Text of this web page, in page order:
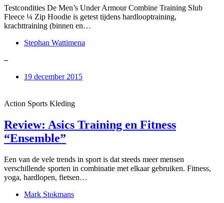
Testcondities De Men’s Under Armour Combine Training Slub
Fleece ¼ Zip Hoodie is getest tijdens hardlooptraining,
krachttraining (binnen en…
Stephan Wattimena
–
19 december 2015
Action Sports Kleding
Review: Asics Training en Fitness
“Ensemble”
Een van de vele trends in sport is dat steeds meer mensen
verschillende sporten in combinatie met elkaar gebruiken. Fitness,
yoga, hardlopen, fietsen…
Mark Stokmans